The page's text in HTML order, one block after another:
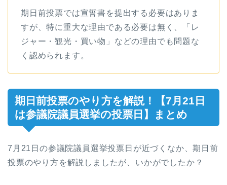
期日前投票では宣誓書を提出する必要はありま
すが、特に重大な理由である必要は無く、「レ
ジャー・観光・買い物」などの理由でも問題な
く認められます。
期日前投票のやり方を解説！【7月21日
は参議院議員選挙の投票日】まとめ
7月21日の参議院議員選挙投票日が近づくなか、期日前
投票のやり方を解説しましたが、いかがでしたか？